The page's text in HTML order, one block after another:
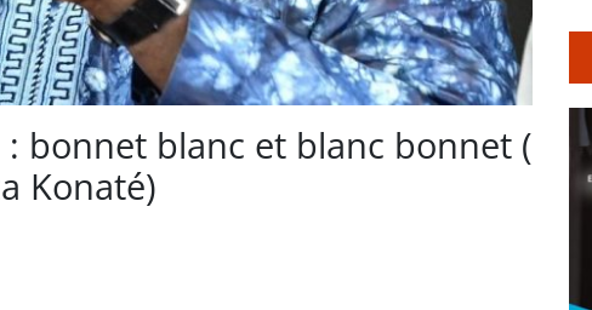
bonnet blanc et blanc bonnet (
Konaté)